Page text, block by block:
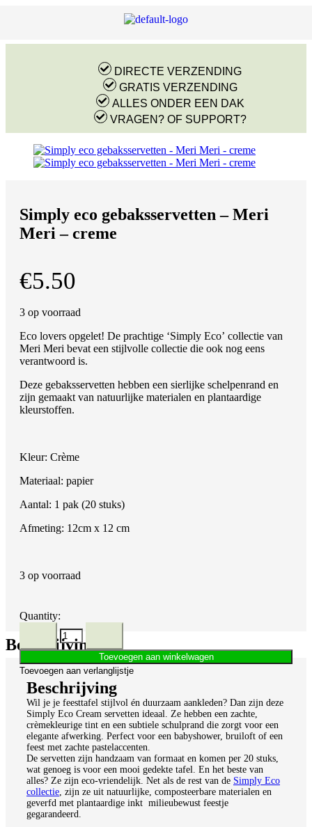
DIRECTE VERZENDING
GRATIS VERZENDING
ALLES ONDER EEN DAK
VRAGEN? OF SUPPORT?
Simply eco gebaksservetten – Meri
Meri – creme
€5.50
3 op voorraad
Eco lovers opgelet! De prachtige ‘Simply Eco’ collectie van
Meri Meri bevat een stijlvolle collectie die ook nog eens
verantwoord is.
Deze gebaksservetten hebben een sierlijke schelpenrand en
zijn gemaakt van natuurlijke materialen en plantaardige
kleurstoffen.
Kleur: Crème
Materiaal: papier
Aantal: 1 pak (20 stuks)
Afmeting: 12cm x 12 cm
3 op voorraad
Quantity:
Toevoegen aan winkelwagen
Toevoegen aan verlanglijstje
Bijkomende informatie
Beschrijving
Beschrijving
Wil je je feesttafel stijlvol én duurzaam aankleden? Dan zijn deze
Simply Eco Cream servetten ideaal. Ze hebben een zachte,
crèmekleurige tint en een subtiele schulprand die zorgt voor een
elegante afwerking. Perfect voor een babyshower, bruiloft of een
feest met zachte pastelaccenten.
De servetten zijn handzaam van formaat en komen per 20 stuks,
wat genoeg is voor een mooi gedekte tafel. En het beste van
alles? Ze zijn eco-vriendelijk. Net als de rest van de Simply Eco
collectie , zijn ze uit natuurlijke, composteerbare materialen en
geverfd met plantaardige inkt milieubewust feestje
gegarandeerd.